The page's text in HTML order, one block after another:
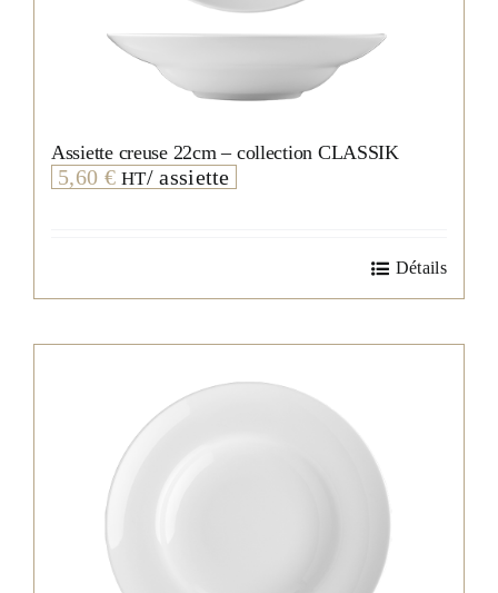
Assiette creuse 22cm – collection CLASSIK
5,60 € HT/ assiette
Détails